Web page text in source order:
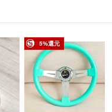
、弊社では一切の責任を保
5%還元